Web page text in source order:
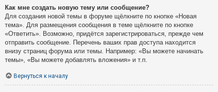
Как мне создать новую тему или сообщение?
Для создания новой темы в форуме щёлкните по кнопке «Новая
тема». Для размещения сообщения в теме щёлкните по кнопке
«Ответить». Возможно, придётся зарегистрироваться, прежде чем
отправить сообщение. Перечень ваших прав доступа находится
внизу страниц форума или темы. Например: «Вы можете начинать
темы», «Вы можете добавлять вложения» и т.п.
Вернуться к началу